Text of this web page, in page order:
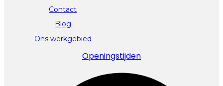
Contact
Blog
Ons werkgebied
Openingstijden